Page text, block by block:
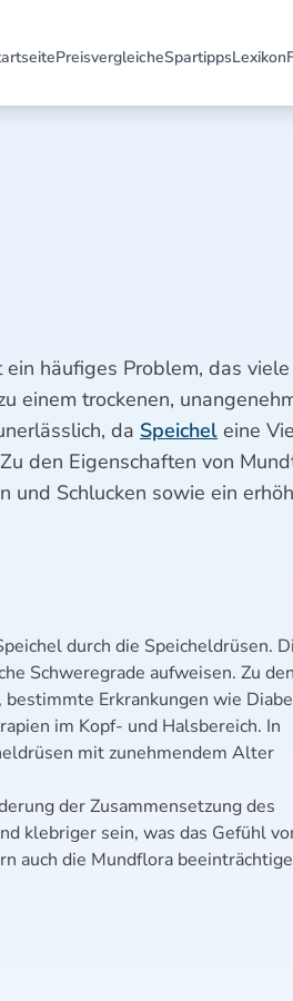
PreisvergleicheSpartippsLexikon
ein häufiges Problem, das
trockenen,
da Speichel eine
den Eigenschaften von
und Schlucken sowie ein
durch die Speicheldrüsen.
Schweregrade aufweisen. Zu den
Erkrankungen wie
im Kopf- und Halsbereich. In
mit zunehmendem Alter
der Zusammensetzung des
klebriger sein, was das Gefühl
auch die Mundflora